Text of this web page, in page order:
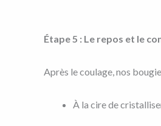
Étape 5 : Le repos et le
Après le coulage, nos
À la cire de